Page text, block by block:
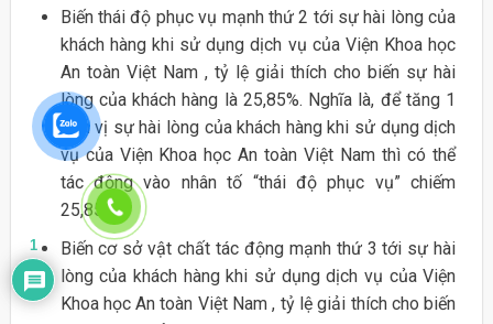
Biến thái độ phục vụ mạnh thứ 2 tới sự hài lòng của
khách hàng khi sử dụng dịch vụ của Viện Khoa học
An toàn Việt Nam , tỷ lệ giải thích cho biến sự hài
lòng của khách hàng là 25,85%. Nghĩa là, để tăng 1
đơn vị sự hài lòng của khách hàng khi sử dụng dịch
vụ của Viện Khoa học An toàn Việt Nam thì có thể
tác động vào nhân tố “thái độ phục vụ” chiếm
25,85%;
Biến cơ sở vật chất tác động mạnh thứ 3 tới sự hài
lòng của khách hàng khi sử dụng dịch vụ của Viện
Khoa học An toàn Việt Nam , tỷ lệ giải thích cho biến
1